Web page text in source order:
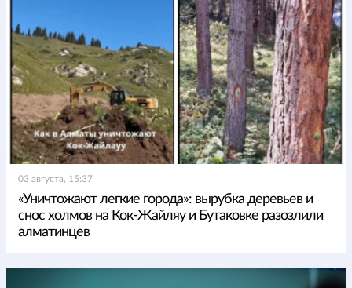
03 августа, 15:37
«Уничтожают легкие города»: вырубка деревьев и
снос холмов на Кок-Жайляу и Бутаковке разозлили
алматинцев